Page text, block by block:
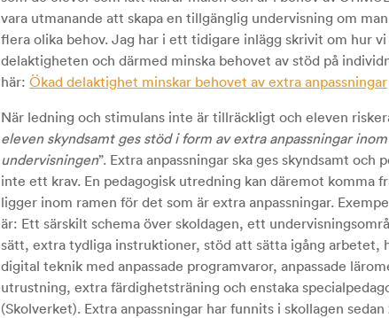
vara utmanande att skapa en tillgänglig undervisning om
flera olika behov. Jag har i ett tidigare inlägg skrivit om hur
delaktigheten och därmed minska behovet av stöd på
här: Ökad delaktighet minskar behovet av extra anpassningar
När ledning och stimulans inte är tillräckligt och eleven
eleven skyndsamt ges stöd i form av extra anpassningar
undervisningen”. Extra anpassningar ska ges skyndsamt och
inte ett krav. En pedagogisk utredning kan däremot komma
ligger inom ramen för det som är extra anpassningar.
är: Ett särskilt schema över skoldagen, ett
sätt, extra tydliga instruktioner, stöd att sätta igång arbetet,
digital teknik med anpassade programvaror, anpassade
utrustning, extra färdighetsträning och enstaka
(Skolverket). Extra anpassningar har funnits i skollagen